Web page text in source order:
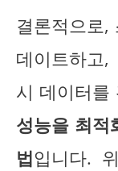
결론적으로,
데이트하고
시 데이터를
성능을 최적
법입니다.